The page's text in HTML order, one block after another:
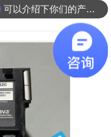
可以介绍下你们的产品么？